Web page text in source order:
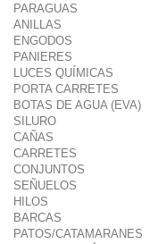
PARAGUAS
ANILLAS
ENGODOS
PANIERES
LUCES QUÍMICAS
PORTA CARRETES
BOTAS DE AGUA (EVA)
SILURO
CAÑAS
CARRETES
CONJUNTOS
SEÑUELOS
HILOS
BARCAS
PATOS/CATAMARANES